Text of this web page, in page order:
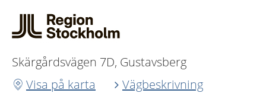
Skärgårdsvägen 7D, Gustavsberg
Visa på karta
Vägbeskrivning